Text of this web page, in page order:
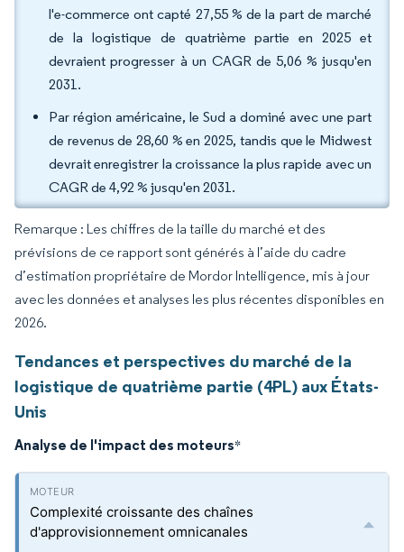
l'e-commerce ont capté 27,55 % de la part de marché
de la logistique de quatrième partie en 2025 et
devraient progresser à un CAGR de 5,06 % jusqu'en
2031.
Par région américaine, le Sud a dominé avec une part
de revenus de 28,60 % en 2025, tandis que le Midwest
devrait enregistrer la croissance la plus rapide avec un
CAGR de 4,92 % jusqu'en 2031.
Remarque : Les chiffres de la taille du marché et des
prévisions de ce rapport sont générés à l’aide du cadre
d’estimation propriétaire de Mordor Intelligence, mis à jour
avec les données et analyses les plus récentes disponibles en
2026.
Tendances et perspectives du marché de la
logistique de quatrième partie (4PL) aux États-
Unis
Analyse de l'impact des moteurs*
Complexité croissante des chaînes
d'approvisionnement omnicanales